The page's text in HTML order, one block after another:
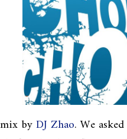
byDJ Zhao. We